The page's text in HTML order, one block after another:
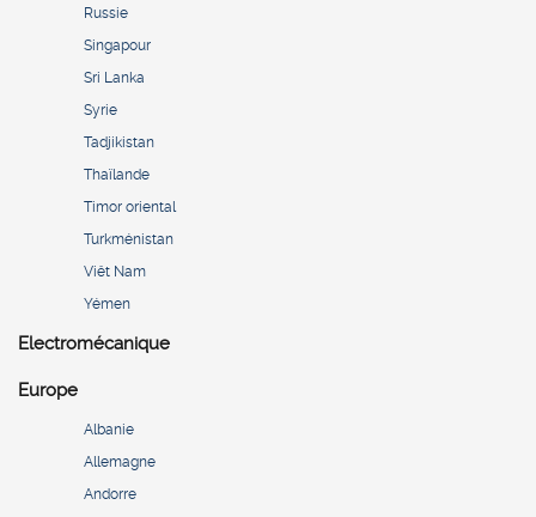
Russie
Singapour
Sri Lanka
Syrie
Tadjikistan
Thaïlande
Timor oriental
Turkménistan
Viêt Nam
Yémen
Electromécanique
Europe
Albanie
Allemagne
Andorre